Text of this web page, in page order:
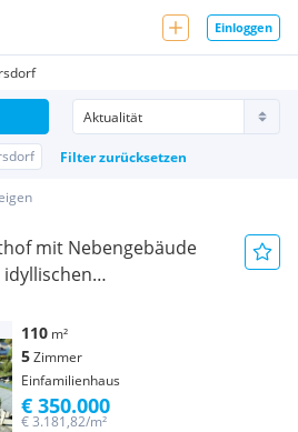
Einloggen
Filter zurücksetzen
mit Nebengebäude
110 m²
5Zimmer
Einfamilienhaus
€ 3.181,82/m²
€ 350.000